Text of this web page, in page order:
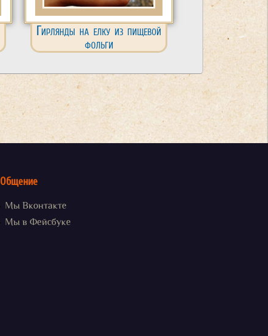
Гирлянды на елку из пищевой
фольги
Общение
Мы Вконтакте
Мы в Фейсбуке